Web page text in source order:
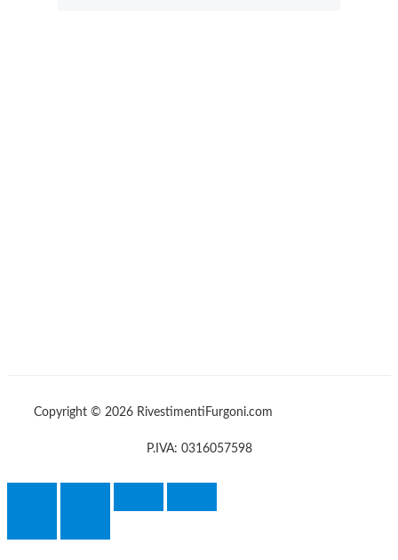
Copyright © 2026 RivestimentiFurgoni.com
P.IVA: 0316057598